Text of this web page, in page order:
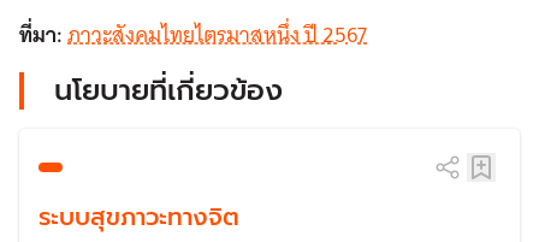
ที่มา:ภาวะสังคมไทยไตรมาสหนึ่ง ปี 2567
นโยบายที่เกี่ยวข้อง
ระบบสุขภาวะทางจิต